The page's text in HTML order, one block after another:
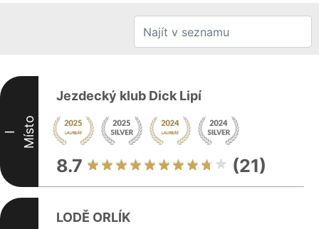
I Místo
Jezdecký klub Dick Lipí
8.7 (21)
LODĚ ORLÍK